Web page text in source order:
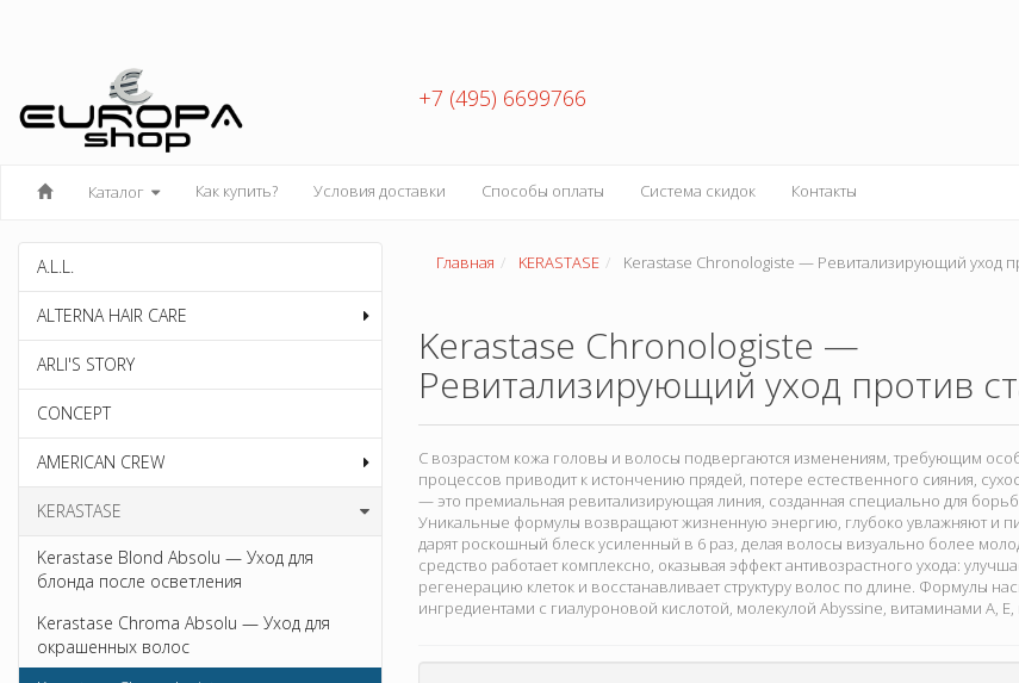
+7 (495) 6699766
Каталог Как купить? Условия доставки Способы оплаты Система скидок Контакты
A.L.L.
ALTERNA HAIR CARE
ARLI'S STORY
CONCEPT
AMERICAN CREW
KERASTASE
Kerastase Blond Absolu — Уход для
блонда после осветления
Kerastase Chroma Absolu — Уход для
окрашенных волос
Главная KERASTASE Kerastase Chronologiste — Ревитализирующий уход
Kerastase Chronologiste —
Ревитализирующий уход против
С возрастом кожа головы и волосы подвергаются изменениям, требующим
процессов приводит к истончению прядей, потере естественного сияния,
— это премиальная ревитализирующая линия, созданная специально для
Уникальные формулы возвращают жизненную энергию, глубоко увлажняют и
дарят роскошный блеск усиленный в 6 раз, делая волосы визуально более
средство работает комплексно, оказывая эффект антивозрастного ухода:
регенерацию клеток и восстанавливает структуру волос по длине. Формулы
ингредиентами с гиалуроновой кислотой, молекулой Abyssine, витаминами А,